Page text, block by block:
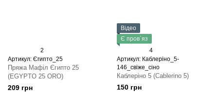
2
Артикул: Єгипто_25
Пряжа Мафіл Єгипто 25
(EGYPTO 25 ORO)
209 грн
Відео
Є пров`яз
4
Артикул: Каблеріно_5-
146_свіже_сіно
Каблеріно 5 (Cablerino 5)
150 грн